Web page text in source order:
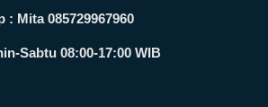
: Mita 085729967960
Sabtu 08:00-17:00 WIB